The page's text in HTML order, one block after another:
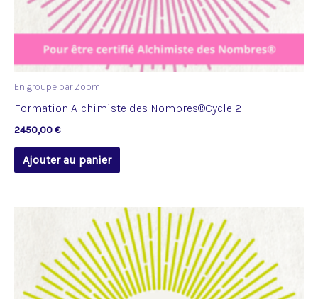
En groupe par Zoom
Formation Alchimiste des Nombres®️Cycle 2
2450,00€
Ajouter au panier